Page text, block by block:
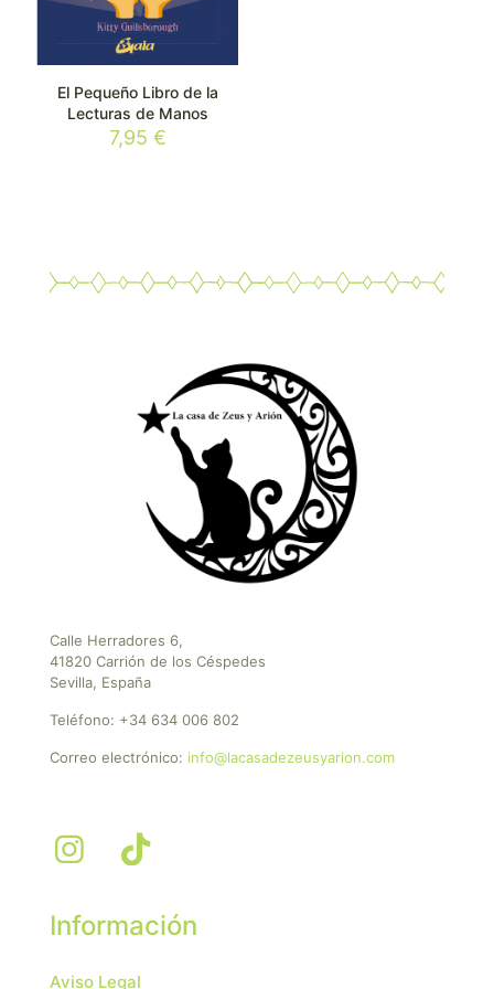
El Pequeño Libro de la
Lecturas de Manos
7,95 €
Calle Herradores 6,
41820 Carrión de los Céspedes
Sevilla, España
Teléfono: +34 634 006 802
Correo electrónico: info@lacasadezeusyarion.com
Información
Aviso Legal